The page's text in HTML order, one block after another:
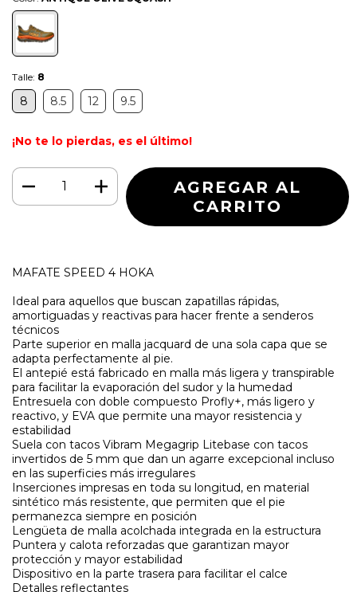
Talle: 8
8 8.5 12 9.5
¡No te lo pierdas, es el último!
MAFATE SPEED 4 HOKA
Ideal para aquellos que buscan zapatillas rápidas,
amortiguadas y reactivas para hacer frente a senderos
técnicos
Parte superior en malla jacquard de una sola capa que se
adapta perfectamente al pie.
El antepié está fabricado en malla más ligera y transpirable
para facilitar la evaporación del sudor y la humedad
Entresuela con doble compuesto Profly+, más ligero y
reactivo, y EVA que permite una mayor resistencia y
estabilidad
Suela con tacos Vibram Megagrip Litebase con tacos
invertidos de 5 mm que dan un agarre excepcional incluso
en las superficies más irregulares
Inserciones impresas en toda su longitud, en material
sintético más resistente, que permiten que el pie
permanezca siempre en posición
Lengüeta de malla acolchada integrada en la estructura
Puntera y calota reforzadas que garantizan mayor
protección y mayor estabilidad
Dispositivo en la parte trasera para facilitar el calce
Detalles reflectantes